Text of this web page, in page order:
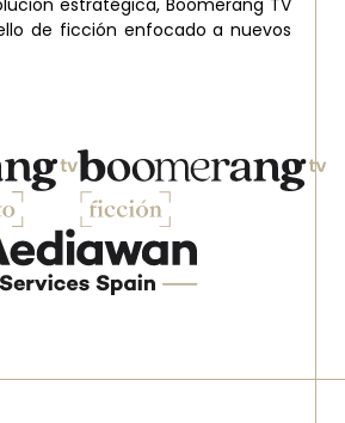
de ficción enfocado a nuevos
Imagen